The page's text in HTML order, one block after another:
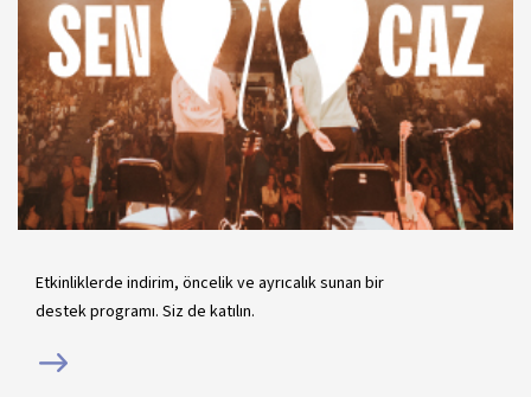
Etkinliklerde indirim, öncelik ve ayrıcalık sunan bir
destek programı. Siz de katılın.